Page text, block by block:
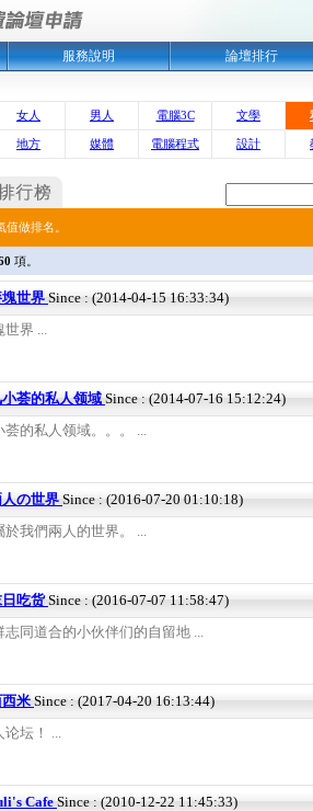
服務說明 論壇排行
女人 男人 電腦3C 文學
地方 媒體 電腦程式 設計
做排名。
項。
世界Since : (2014-04-15 16:33:34)
世界 ...
小荟的私人领域 Since : (2014-07-16 15:12:24)
荟的私人领域。。。 ...
の世界Since : (2016-07-20 01:10:18)
於我們兩人的世界。 ...
吃货Since : (2016-07-07 11:58:47)
志同道合的小伙伴们的自留地 ...
西米Since : (2017-04-20 16:13:44)
论坛！ ...
Cafe Since : (2010-12-22 11:45:33)